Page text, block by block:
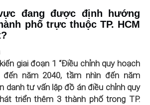
đang được định hướng
phố trực thuộc TP. HCM
giai đoạn 1 “Điều chỉnh quy hoạch
đến năm 2040, tầm nhìn đến năm
danh tư vấn lập đồ án điều chỉnh quy
triển thêm 3 thành phố trong TP.